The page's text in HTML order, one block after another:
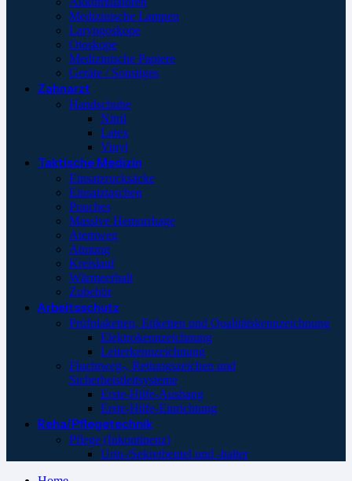
Medizinische Lampen
Laryngoskope
Otoskope
Medizinische Papiere
Geräte / Sonstiges
Zahnarzt
Handschuhe
Nitril
Latex
Vinyl
Taktische Medizin
Einsatzrucksäcke
Einsatztaschen
Pouches
Massive Hemorrhage
Atemweg
Atmung
Kreislauf
Wärmeerhalt
Zubehör
Arbeitsschutz
Prüfplaketten, Etiketten und Qualitätskennzeichnung
Elektrokennzeichnung
Leiterkennzeichnung
Fluchtweg-, Rettungszeichen und
Sicherheistleitsysteme
Erste-Hilfe-Aushang
Erste-Hilfe-Einrichtung
Reha/Pflegetechnik
Pflege (Inkontinenz)
Urin-/Sekretbeutel und -halter